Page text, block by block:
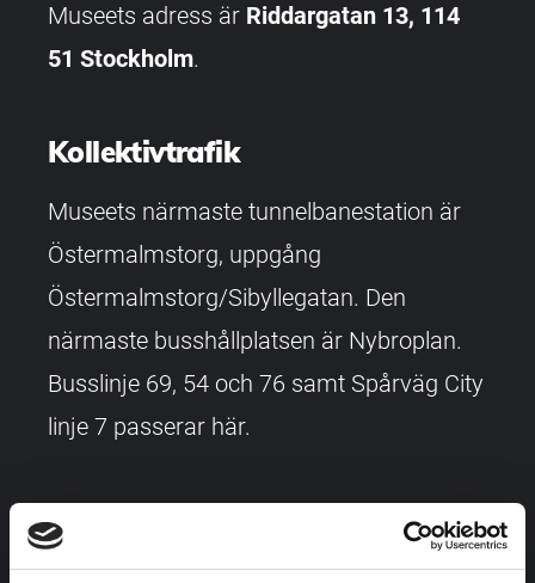
Museets adress är Riddargatan 13, 114
51 Stockholm.
Kollektivtrafik
Museets närmaste tunnelbanestation är
Östermalmstorg, uppgång
Östermalmstorg/Sibyllegatan. Den
närmaste busshållplatsen är Nybroplan.
Busslinje 69, 54 och 76 samt Spårväg City
linje 7 passerar här.
Du hittar tidtabeller och biljettinformation